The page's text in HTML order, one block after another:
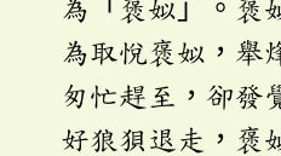
為「褒姒」。褒
為取悅褒姒，舉
匆忙趕至，卻發
好狼狽退走，褒